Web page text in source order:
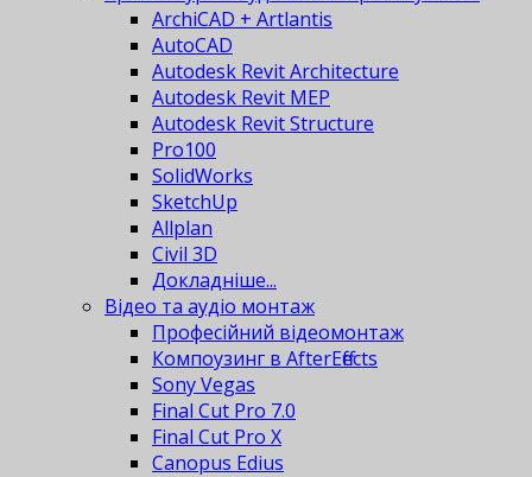
ArchiCAD + Artlantis
AutoCAD
Autodesk Revit Architecture
Autodesk Revit MEP
Autodesk Revit Structure
Pro100
SolidWorks
SketchUp
Allplan
Civil 3D
Докладніше...
Відео та аудіо монтаж
Професійний відеомонтаж
Компоузинг в AfterEffects
Sony Vegas
Final Cut Pro 7.0
Final Cut Pro X
Canopus Edius